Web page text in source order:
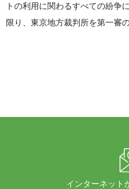
トの利用に関わるすべての紛争
限り、東京地方裁判所を第一審
インターネット